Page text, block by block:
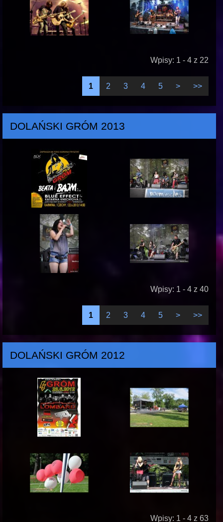
Wpisy: 1 - 4 z 22
1 2 3 4 5 > >>
DOLAŃSKI GRÓM 2013
Wpisy: 1 - 4 z 40
1 2 3 4 5 > >>
DOLAŃSKI GRÓM 2012
Wpisy: 1 - 4 z 63